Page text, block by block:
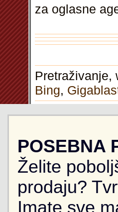
za oglasne
Pretraživanje,
Bing,
POSEBNA
Želite
prodaju?
Imate sve